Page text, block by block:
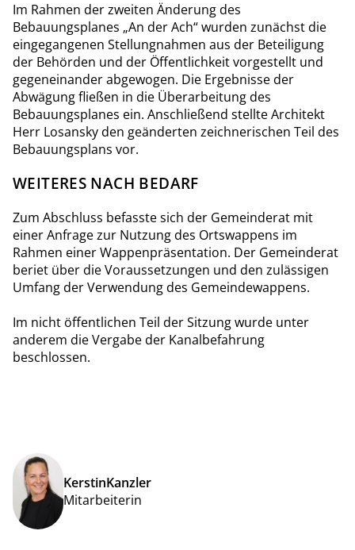
Im Rahmen der zweiten Änderung des
Bebauungsplanes „An der Ach“ wurden zunächst die
eingegangenen Stellungnahmen aus der Beteiligung
der Behörden und der Öffentlichkeit vorgestellt und
gegeneinander abgewogen. Die Ergebnisse der
Abwägung fließen in die Überarbeitung des
Bebauungsplanes ein. Anschließend stellte Architekt
Herr Losansky den geänderten zeichnerischen Teil des
Bebauungsplans vor.
WEITERES NACH BEDARF
Zum Abschluss befasste sich der Gemeinderat mit
einer Anfrage zur Nutzung des Ortswappens im
Rahmen einer Wappenpräsentation. Der Gemeinderat
beriet über die Voraussetzungen und den zulässigen
Umfang der Verwendung des Gemeindewappens.
Im nicht öffentlichen Teil der Sitzung wurde unter
anderem die Vergabe der Kanalbefahrung
beschlossen.
KerstinKanzler
Mitarbeiterin